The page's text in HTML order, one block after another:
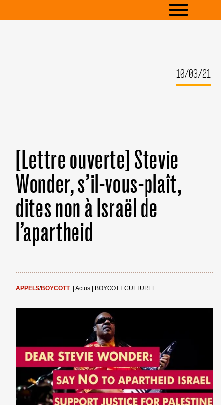
10/03/21
[Lettre ouverte] Stevie
Wonder, s’il-vous-plaît,
dites non à Israël de
l’apartheid
APPELS/BOYCOTT Actus BOYCOTT CULTUREL